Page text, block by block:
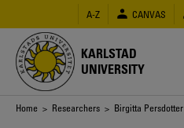
main
content
A-Z CANVAS
KARLSTAD
UNIVERSITY
Breadcrumb
Home > Researchers > Birgitta Persdotter